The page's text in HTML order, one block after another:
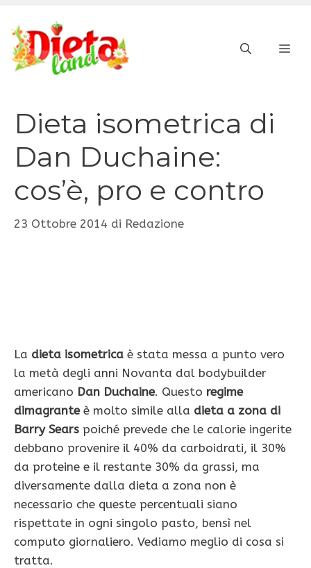
contenuto
Dieta isometrica di
Dan Duchaine:
cos’è, pro e contro
23 Ottobre 2014 di Redazione
La dieta isometrica è stata messa a punto vero
la metà degli anni Novanta dal bodybuilder
americano Dan Duchaine. Questo regime
dimagranteè molto simile alla dieta a zona di
Barry Sears poiché prevede che le calorie ingerite
debbano provenire il 40% da carboidrati, il 30%
da proteine e il restante 30% da grassi, ma
diversamente dalla dieta a zona non è
necessario che queste percentuali siano
rispettate in ogni singolo pasto, bensì nel
computo giornaliero. Vediamo meglio di cosa si
tratta.